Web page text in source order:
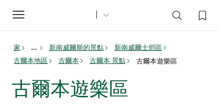
Toggle
navigation
家 ... 新南威爾斯的景點
新南威爾士郊區
古爾本地區
古爾本 古爾本 景點 古爾本遊樂區
古爾本遊樂區